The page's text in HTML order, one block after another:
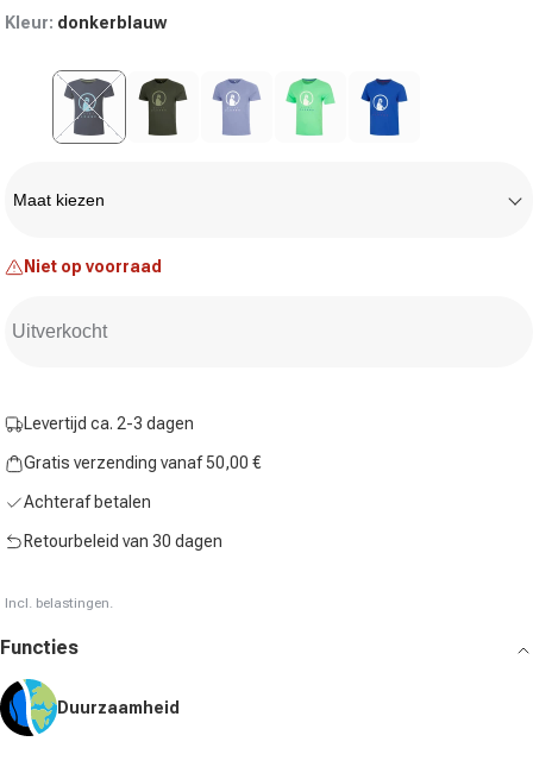
Kleur: donkerblauw
Variant uitverkocht of niet beschikbaar
Maat kiezen
Niet op voorraad
Uitverkocht
Levertijd ca. 2-3 dagen
Gratis verzending vanaf 50,00 €
Achteraf betalen
Retourbeleid van 30 dagen
Incl. belastingen.
Functies
Duurzaamheid